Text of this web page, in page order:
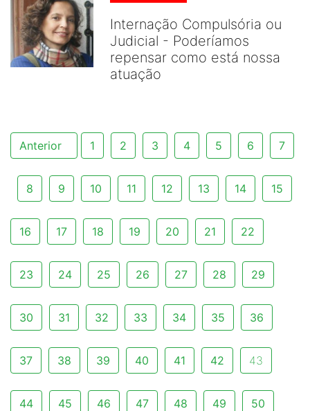
Internação Compulsória ou
Judicial - Poderíamos
repensar como está nossa
atuação
Anterior 1 2 3 4 5 6 7
8 9 10 11 12 13 14 15
16 17 18 19 20 21 22
23 24 25 26 27 28 29
30 31 32 33 34 35 36
37 38 39 40 41 42 43
44 45 46 47 48 49 50